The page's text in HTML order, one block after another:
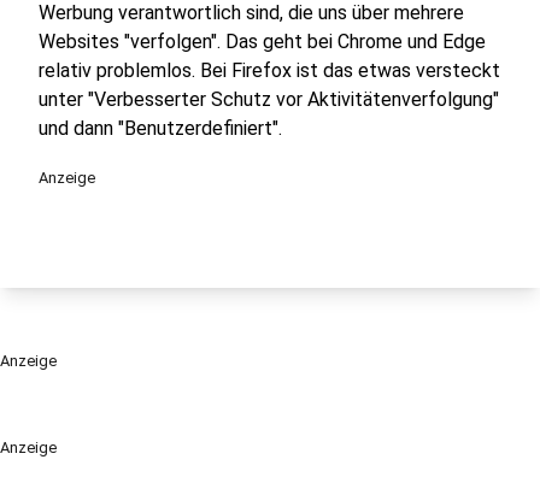
Anzeige
Werbung verantwortlich sind, die uns über mehrere
Websites "verfolgen". Das geht bei Chrome und Edge
relativ problemlos. Bei Firefox ist das etwas versteckt
unter "Verbesserter Schutz vor Aktivitätenverfolgung"
und dann "Benutzerdefiniert".
Anzeige
Anzeige